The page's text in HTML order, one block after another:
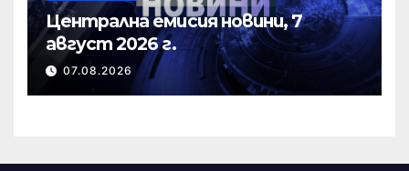
Централна емисия новини, 7
август 2026 г.
07.08.2026